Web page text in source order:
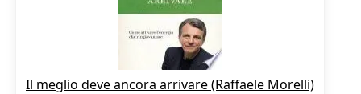
Il meglio deve ancora arrivare (Raffaele Morelli)